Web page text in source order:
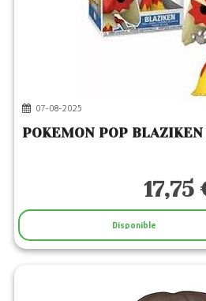
07-08-2025
POKEMON POP
17,75
Disponible